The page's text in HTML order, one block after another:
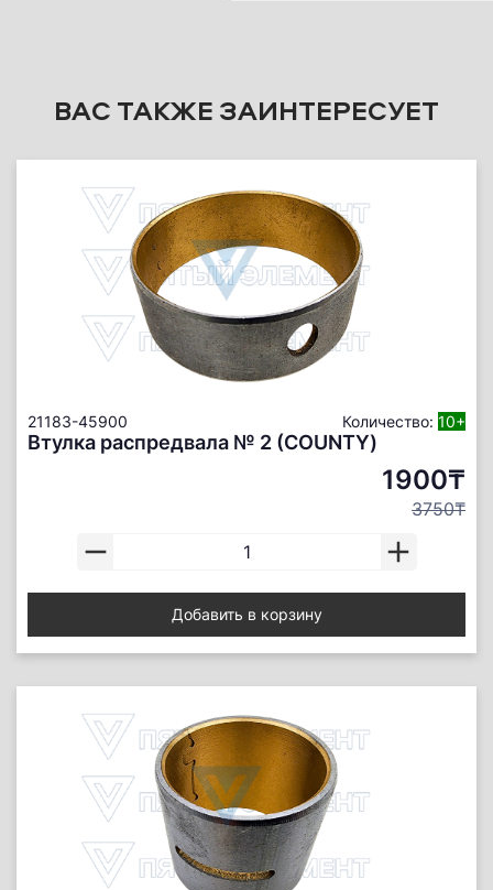
ВАС ТАКЖЕ ЗАИНТЕРЕСУЕТ
21183-45900 Количество: 10+
Втулка распредвала № 2 (COUNTY)
1900₸
3750₸
Добавить в корзину